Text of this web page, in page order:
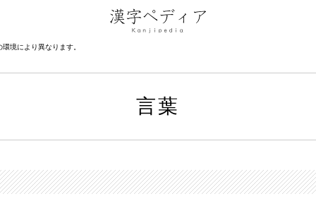
境により異なります。
言葉